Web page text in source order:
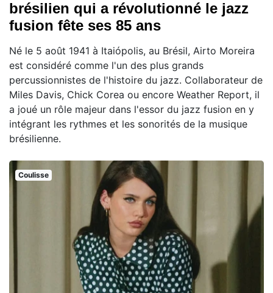
brésilien qui a révolutionné le jazz
fusion fête ses 85 ans
Né le 5 août 1941 à Itaiópolis, au Brésil, Airto Moreira
est considéré comme l'un des plus grands
percussionnistes de l'histoire du jazz. Collaborateur de
Miles Davis, Chick Corea ou encore Weather Report, il
a joué un rôle majeur dans l'essor du jazz fusion en y
intégrant les rythmes et les sonorités de la musique
brésilienne.
Coulisse